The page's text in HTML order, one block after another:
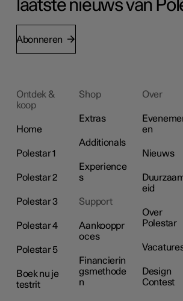
laatste nieuws van
Abonneren
Ontdek &
koop
Home
Polestar 1
Polestar 2
Polestar 3
Polestar 4
Polestar 5
Boek nu je
testrit
Shop
Extras
Additionals
Experience
s
Support
Aankooppr
oces
Financierin
gsmethode
n
Over
en
Nieuws
eid
Over
Polestar
Design
Contest